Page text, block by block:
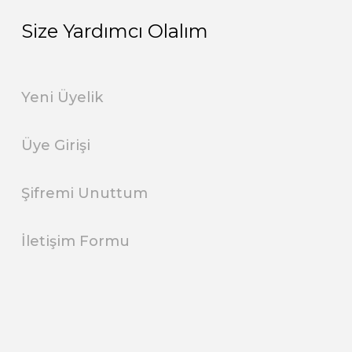
Size Yardımcı Olalım
Yeni Üyelik
Üye Girişi
Şifremi Unuttum
İletişim Formu